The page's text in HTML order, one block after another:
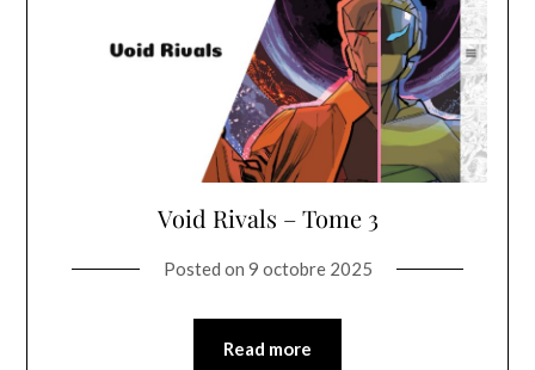
Void Rivals – Tome 3
Posted on 9 octobre 2025
Read more